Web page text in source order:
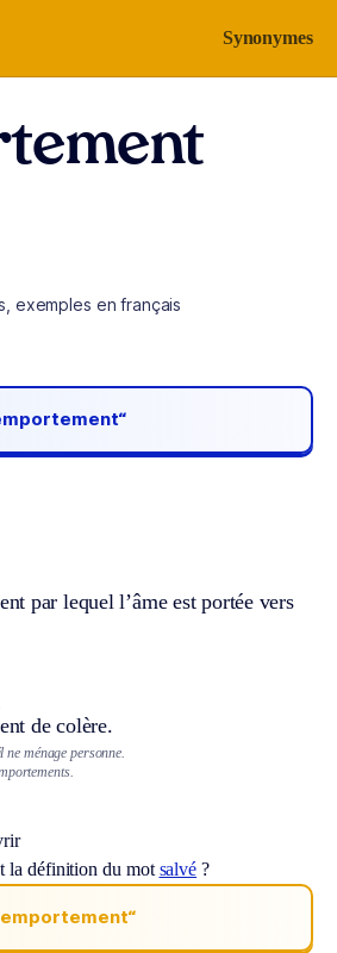
Synonymes
exemples en français
par lequel l’âme est portée vers
de colère.
ménage personne.
la définition du mot salvé ?